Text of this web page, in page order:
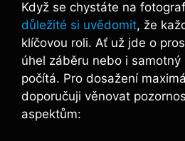
Když se chystáte na
důležité si uvědomit, že
klíčovou roli. Ať už jde o
úhel záběru nebo i
počítá. Pro dosažení
doporučuji věnovat
aspektům: